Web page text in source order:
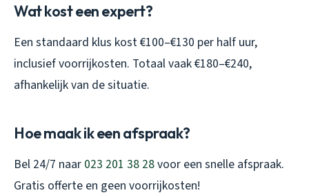
Wat kost een expert?
Een standaard klus kost €100–€130 per half uur,
inclusief voorrijkosten. Totaal vaak €180–€240,
afhankelijk van de situatie.
Hoe maak ik een afspraak?
Bel 24/7 naar 023 201 38 28voor een snelle afspraak.
Gratis offerte en geen voorrijkosten!